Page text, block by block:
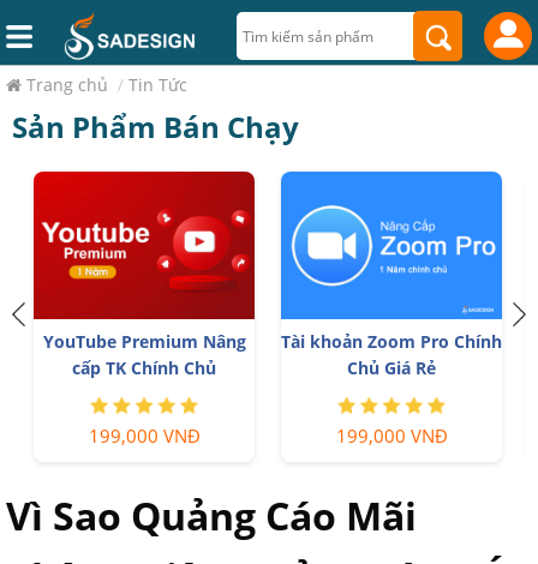
Trang chủ / Tin Tức
Sản Phẩm Bán Chạy
YouTube Premium Nâng
cấp TK Chính Chủ
199,000 VNĐ
Tài khoản Zoom Pro Chính
Chủ Giá Rẻ
199,000 VNĐ
Vì Sao Quảng Cáo Mãi